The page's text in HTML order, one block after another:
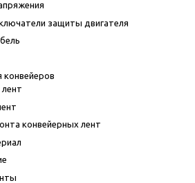
защиты двигателя
конвейерных лент